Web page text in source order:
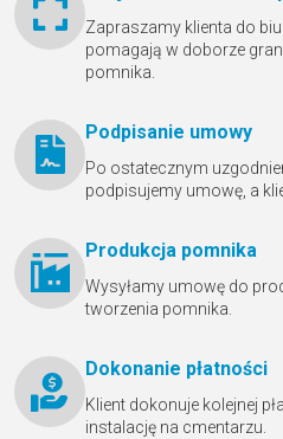
Zapraszamy klienta do
pomagają w doborze
pomnika.
Podpisanie umowy
Po ostatecznym
podpisujemy umowę, a
Produkcja pomnika
Wysyłamy umowę do
tworzenia pomnika.
Dokonanie płatności
Klient dokonuje kolejnej
instalację na cmentarzu.